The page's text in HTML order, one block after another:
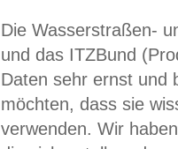
Die Wasserstraßen-
und das ITZBund
Daten sehr ernst und
möchten, dass sie
verwenden. Wir